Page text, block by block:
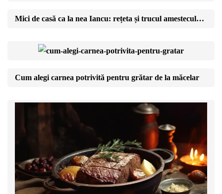
Mici de casă ca la nea Iancu: rețeta și trucul amestecului perfect
Cum alegi carnea potrivită pentru grătar de la măcelar